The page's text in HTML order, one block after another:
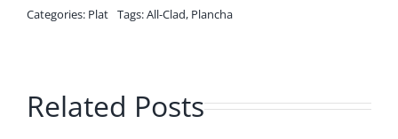
Categories: Plat Tags:All-Clad, Plancha
Related Posts